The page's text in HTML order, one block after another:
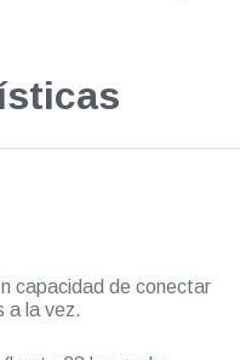
capacidad de conectar
a la vez.